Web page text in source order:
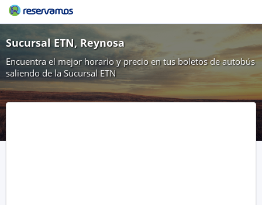
Sucursal ETN, Reynosa
Encuentra el mejor horario y precio en tus boletos de autobús
saliendo de la Sucursal ETN